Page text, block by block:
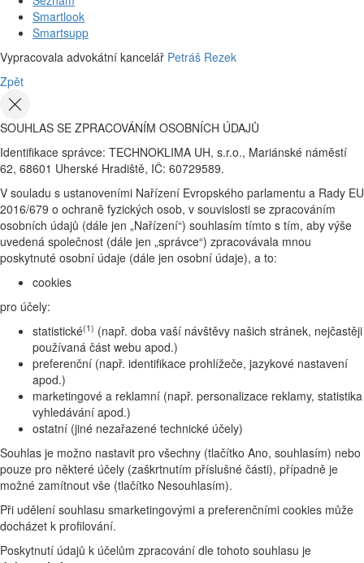
Smartlook
Smartsupp
Vypracovala advokátní kancelář Petráš Rezek
Zpět
SOUHLAS SE ZPRACOVÁNÍM OSOBNÍCH ÚDAJŮ
Identifikace správce: TECHNOKLIMA UH, s.r.o., Mariánské náměstí
62, 68601 Uherské Hradiště, IČ: 60729589.
V souladu s ustanoveními Nařízení Evropského parlamentu a Rady EU
2016/679 o ochraně fyzických osob, v souvislosti se zpracováním
osobních údajů (dále jen „Nařízení“) souhlasím tímto s tím, aby výše
uvedená společnost (dále jen „správce“) zpracovávala mnou
poskytnuté osobní údaje (dále jen osobní údaje), a to:
cookies
pro účely:
statistické(1) (např. doba vaší návštěvy našich stránek, nejčastěji
používaná část webu apod.)
preferenční (např. identifikace prohlížeče, jazykové nastavení
apod.)
marketingové a reklamní (např. personalizace reklamy, statistika
vyhledávání apod.)
ostatní (jiné nezařazené technické účely)
Souhlas je možno nastavit pro všechny (tlačítko Ano, souhlasím) nebo
pouze pro některé účely (zaškrtnutím příslušné části), případně je
možné zamítnout vše (tlačítko Nesouhlasím).
Při udělení souhlasu smarketingovými a preferenčními cookies může
docházet k profilování.
Poskytnutí údajů k účelům zpracování dle tohoto souhlasu je